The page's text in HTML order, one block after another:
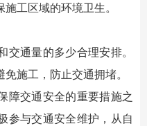
工区域的环境卫生。
通量的多少合理安排。
施工，防止交通拥堵。
障交通安全的重要措施之
参与交通安全维护，从自